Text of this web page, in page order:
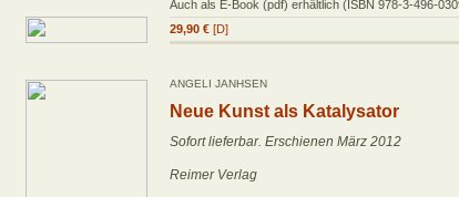
Auch als E-Book (pdf) erhältlich (ISBN 978-3-496-
29,90 € [D]
ANGELI JANHSEN
Neue Kunst als Katalysator
Sofort lieferbar. Erschienen März 2012
Reimer Verlag